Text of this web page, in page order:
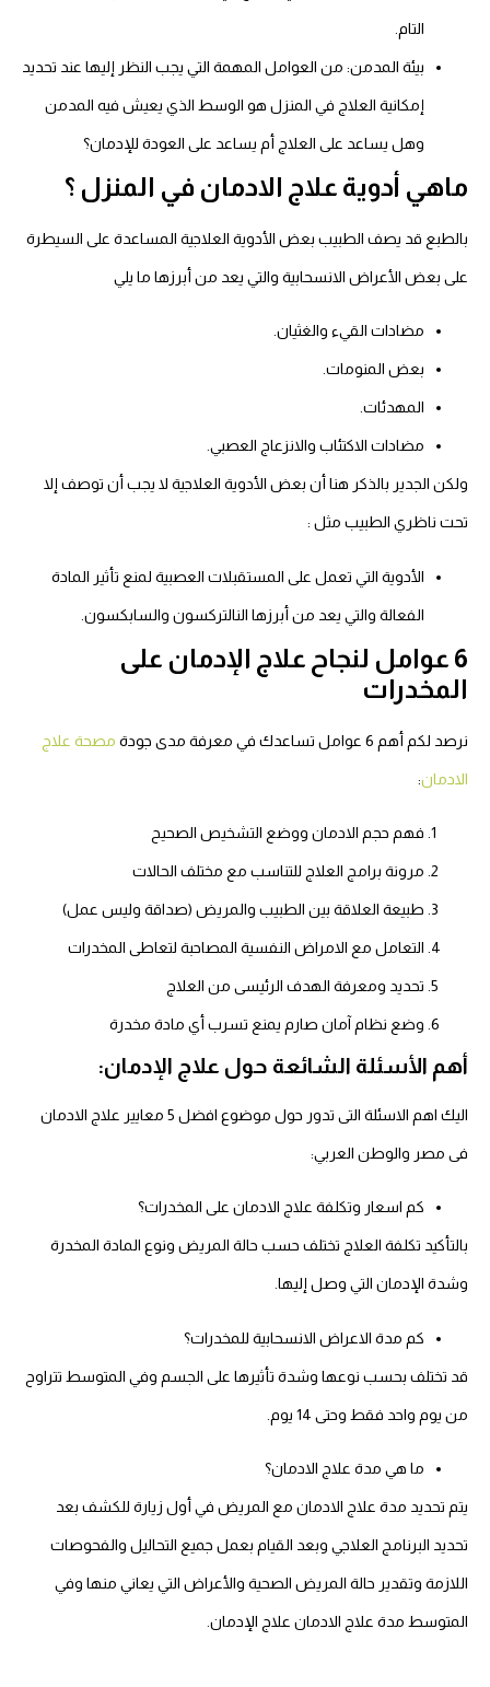
التام.
بيئة المدمن: من العوامل المهمة التي يجب النظر إليها عند تحديد
إمكانية العلاج في المنزل هو الوسط الذي يعيش فيه المدمن
وهل يساعد على العلاج أم يساعد على العودة للإدمان؟
ماهي أدوية علاج الادمان في المنزل ؟
بالطبع قد يصف الطبيب بعض الأدوية العلاجية المساعدة على السيطرة
على بعض الأعراض الانسحابية والتي يعد من أبرزها ما يلي
مضادات القيء والغثيان.
بعض المنومات.
المهدئات.
مضادات الاكتئاب والانزعاج العصبي.
ولكن الجدير بالذكر هنا أن بعض الأدوية العلاجية لا يجب أن توصف إلا
تحت ناظري الطبيب مثل :
الأدوية التي تعمل على المستقبلات العصبية لمنع تأثير المادة
الفعالة والتي يعد من أبرزها النالتركسون والسابكسون.
6 عوامل لنجاح علاج الإدمان على
المخدرات
نرصد لكم أهم 6 عوامل تساعدك في معرفة مدى جودة مصحة علاج
الادمان:
فهم حجم الادمان ووضع التشخيص الصحيح
مرونة برامج العلاج للتناسب مع مختلف الحالات
طبيعة العلاقة بين الطبيب والمريض (صداقة وليس عمل)
التعامل مع الامراض النفسية المصاحبة لتعاطى المخدرات
تحديد ومعرفة الهدف الرئيسى من العلاج
وضع نظام آمان صارم يمنع تسرب أي مادة مخدرة
أهم الأسئلة الشائعة حول علاج الإدمان:
اليك اهم الاسئلة التى تدور حول موضوع افضل 5 معايير علاج الادمان
فى مصر والوطن العربي:
كم اسعار وتكلفة علاج الادمان على المخدرات؟
بالتأكيد تكلفة العلاج تختلف حسب حالة المريض ونوع المادة المخدرة
وشدة الإدمان التي وصل إليها.
كم مدة الاعراض الانسحابية للمخدرات؟
قد تختلف بحسب نوعها وشدة تأثيرها على الجسم وفي المتوسط تتراوح
من يوم واحد فقط وحتى 14 يوم.
ما هي مدة علاج الادمان؟
يتم تحديد مدة علاج الادمان مع المريض في أول زيارة للكشف بعد
تحديد البرنامج العلاجي وبعد القيام بعمل جميع التحاليل والفحوصات
اللازمة وتقدير حالة المريض الصحية والأعراض التي يعاني منها وفي
المتوسط مدة علاج الادمان علاج الإدمان.